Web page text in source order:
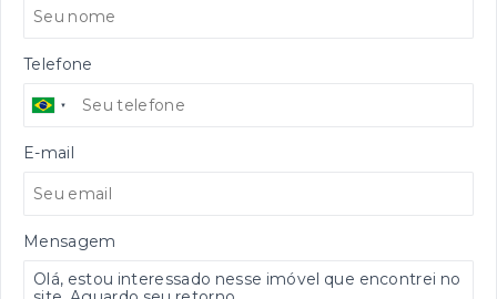
Telefone
E-mail
Mensagem